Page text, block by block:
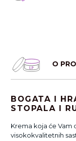
O
BOGATA I
STOPALA I
Krema koja će Vam
visokokvalitetnih